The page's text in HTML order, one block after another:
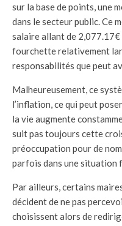
sur la base de points, une
dans le secteur public. Ce
salaire allant de 2,077.17€
fourchette relativement
responsabilités que peut
Malheureusement, ce
l’inflation, ce qui peut
la vie augmente
suit pas toujours cette
préoccupation pour de
parfois dans une situation
Par ailleurs, certains
décident de ne pas
choisissent alors de